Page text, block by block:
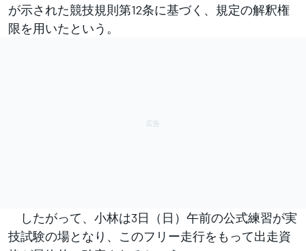
が示された競技規則第12条に基づく、規定の解釈権
限を用いたという。
したがって、小林は3日（日）午前の公式練習が実
技試験の場となり、このフリー走行をもって出走資